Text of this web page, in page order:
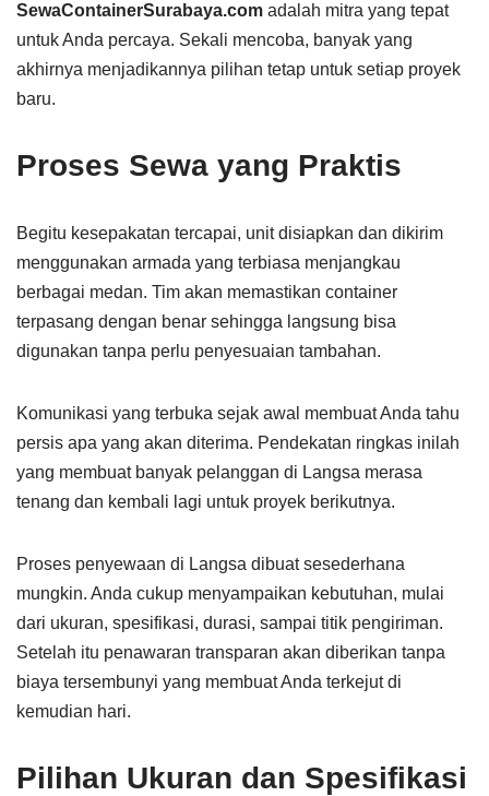
SewaContainerSurabaya.com adalah mitra yang tepat
untuk Anda percaya. Sekali mencoba, banyak yang
akhirnya menjadikannya pilihan tetap untuk setiap proyek
baru.
Proses Sewa yang Praktis
Begitu kesepakatan tercapai, unit disiapkan dan dikirim
menggunakan armada yang terbiasa menjangkau
berbagai medan. Tim akan memastikan container
terpasang dengan benar sehingga langsung bisa
digunakan tanpa perlu penyesuaian tambahan.
Komunikasi yang terbuka sejak awal membuat Anda tahu
persis apa yang akan diterima. Pendekatan ringkas inilah
yang membuat banyak pelanggan di Langsa merasa
tenang dan kembali lagi untuk proyek berikutnya.
Proses penyewaan di Langsa dibuat sesederhana
mungkin. Anda cukup menyampaikan kebutuhan, mulai
dari ukuran, spesifikasi, durasi, sampai titik pengiriman.
Setelah itu penawaran transparan akan diberikan tanpa
biaya tersembunyi yang membuat Anda terkejut di
kemudian hari.
Pilihan Ukuran dan Spesifikasi